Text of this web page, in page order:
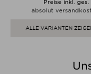
Preise inkl. ges.
absolut
ALLE VARIANTEN